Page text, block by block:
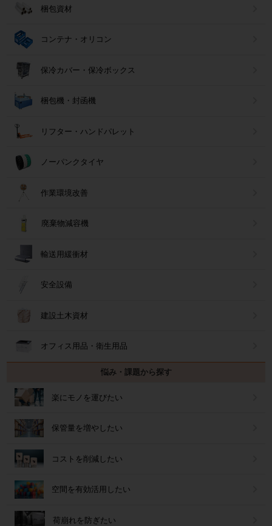
梱包資材
コンテナ・オリコン
保冷カバー・保冷ボックス
梱包機・封函機
リフター・ハンドパレット
ノーパンクタイヤ
作業環境改善
廃棄物減容機
輸送用緩衝材
安全設備
建設土木資材
オフィス用品・衛生用品
悩み・課題から探す
楽にモノを運びたい
保管量を増やしたい
コストを削減したい
空間を有効活用したい
荷崩れを防ぎたい